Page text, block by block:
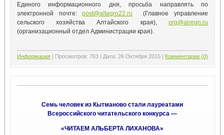
Единого информационного дня, просьба направлять по
электронной почте:post@altagro22.ru (Главное управление
сельского хозяйства Алтайского края), org@alregn.ru
(организационный отдел Администрации края).
Информация| Просмотров: 763| Дата: 26 Октября 2015 Комментарии (0)
Семь человек из Кытманово стали лауреатами
Всероссийского читательского конкурса —
«ЧИТАЕМ АЛЬБЕРТА ЛИХАНОВА»